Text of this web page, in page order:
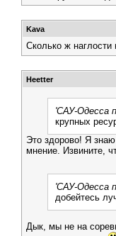
Kava
Сколько ж наглости
Heetter
'САУ-Одесса
крупных
Это здорово! Я
мнение. Извините,
'САУ-Одесса
добейтесь
Дык, мы не на